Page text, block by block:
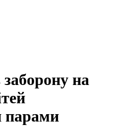
заборону на
парами